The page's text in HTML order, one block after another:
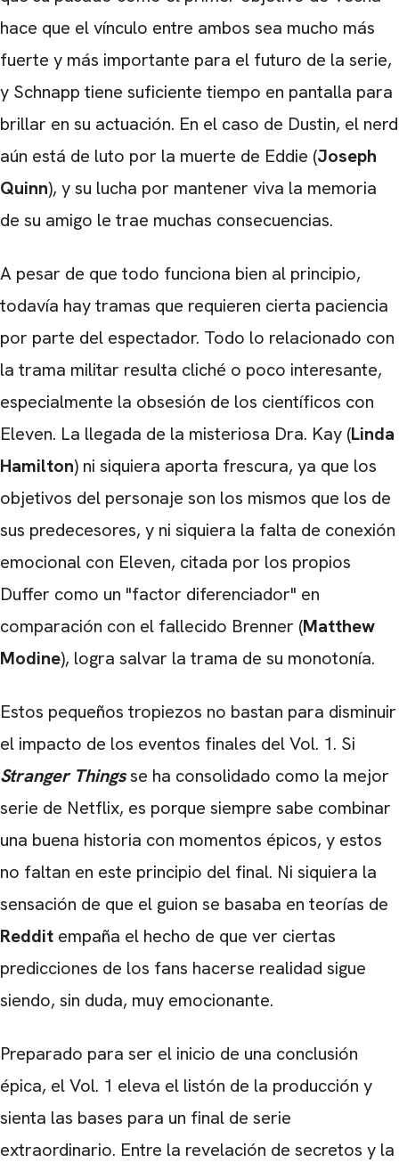
hace que el vínculo entre ambos sea mucho más
fuerte y más importante para el futuro de la serie,
y Schnapp tiene suficiente tiempo en pantalla para
brillar en su actuación. En el caso de Dustin, el nerd
aún está de luto por la muerte de Eddie (Joseph
Quinn), y su lucha por mantener viva la memoria
de su amigo le trae muchas consecuencias.
A pesar de que todo funciona bien al principio,
todavía hay tramas que requieren cierta paciencia
por parte del espectador. Todo lo relacionado con
la trama militar resulta cliché o poco interesante,
especialmente la obsesión de los científicos con
Eleven. La llegada de la misteriosa Dra. Kay (Linda
Hamilton) ni siquiera aporta frescura, ya que los
objetivos del personaje son los mismos que los de
sus predecesores, y ni siquiera la falta de conexión
emocional con Eleven, citada por los propios
Duffer como un "factor diferenciador" en
comparación con el fallecido Brenner (Matthew
Modine), logra salvar la trama de su monotonía.
Estos pequeños tropiezos no bastan para disminuir
el impacto de los eventos finales del Vol. 1. Si
Stranger Thingsse ha consolidado como la mejor
serie de Netflix, es porque siempre sabe combinar
una buena historia con momentos épicos, y estos
no faltan en este principio del final. Ni siquiera la
sensación de que el guion se basaba en teorías de
Reddit empaña el hecho de que ver ciertas
predicciones de los fans hacerse realidad sigue
siendo, sin duda, muy emocionante.
Preparado para ser el inicio de una conclusión
épica, el Vol. 1 eleva el listón de la producción y
sienta las bases para un final de serie
extraordinario. Entre la revelación de secretos y la